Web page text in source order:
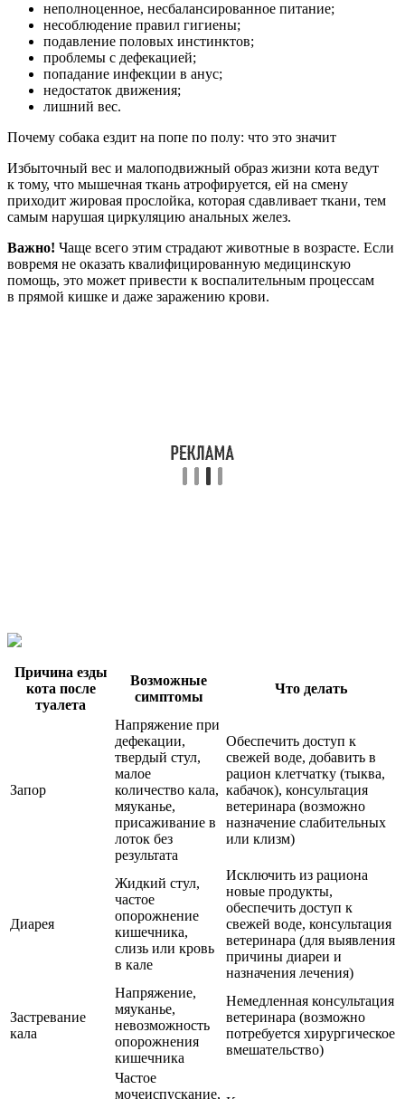
неполноценное, несбалансированное питание;
несоблюдение правил гигиены;
подавление половых инстинктов;
проблемы с дефекацией;
попадание инфекции в анус;
недостаток движения;
лишний вес.
Почему собака ездит на попе по полу: что это значит
Избыточный вес и малоподвижный образ жизни кота ведут
к тому, что мышечная ткань атрофируется, ей на смену
приходит жировая прослойка, которая сдавливает ткани, тем
самым нарушая циркуляцию анальных желез.
Важно! Чаще всего этим страдают животные в возрасте. Если
вовремя не оказать квалифицированную медицинскую
помощь, это может привести к воспалительным процессам
в прямой кишке и даже заражению крови.
Причина езды
кота после
туалета
Возможные
симптомы
Что делать
Запор
Напряжение при
дефекации,
твердый стул,
малое
количество кала,
мяуканье,
присаживание в
лоток без
результата
Обеспечить доступ к
свежей воде, добавить в
рацион клетчатку (тыква,
кабачок), консультация
ветеринара (возможно
назначение слабительных
или клизм)
Диарея
Жидкий стул,
частое
опорожнение
кишечника,
слизь или кровь
в кале
Исключить из рациона
новые продукты,
обеспечить доступ к
свежей воде, консультация
ветеринара (для выявления
причины диареи и
назначения лечения)
Застревание
кала
Напряжение,
мяуканье,
невозможность
опорожнения
кишечника
Немедленная консультация
ветеринара (возможно
потребуется хирургическое
вмешательство)
Частое
мочеиспускание,